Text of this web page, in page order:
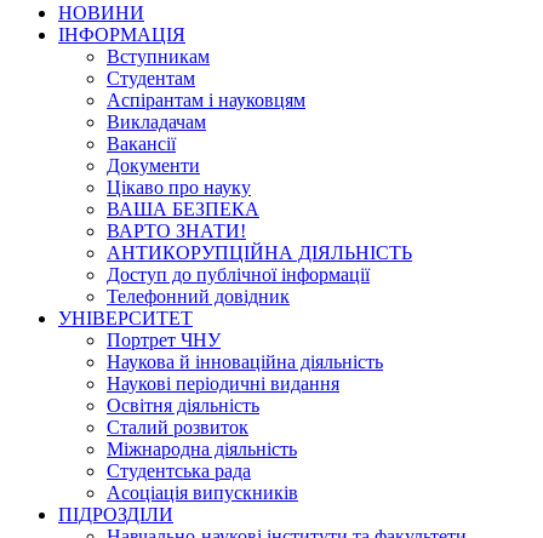
НОВИНИ
ІНФОРМАЦІЯ
Вступникам
Студентам
Аспірантам і науковцям
Викладачам
Вакансії
Документи
Цікаво про науку
ВАША БЕЗПЕКА
ВАРТО ЗНАТИ!
АНТИКОРУПЦІЙНА ДІЯЛЬНІСТЬ
Доступ до публічної інформації
Телефонний довідник
УНІВЕРСИТЕТ
Портрет ЧНУ
Наукова й інноваційна діяльність
Наукові періодичні видання
Освітня діяльність
Сталий розвиток
Міжнародна діяльність
Студентська рада
Асоціація випускників
ПІДРОЗДІЛИ